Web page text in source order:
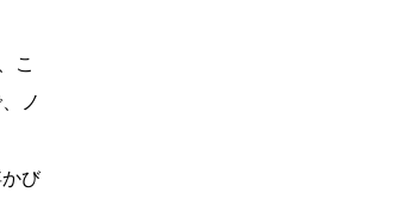
こ
ノ
び